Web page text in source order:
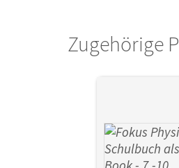
Schweitzer, Stefan; Kopte, Uwe;
Zugehörige